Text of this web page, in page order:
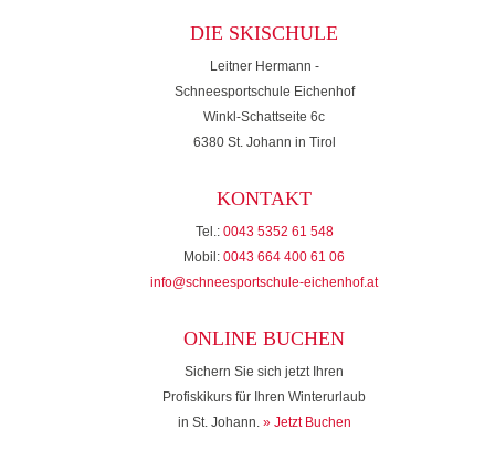
DIE SKISCHULE
Leitner Hermann -
Schneesportschule Eichenhof
Winkl-Schattseite 6c
6380 St. Johann in Tirol
KONTAKT
Tel.: 0043 5352 61 548
Mobil: 0043 664 400 61 06
info@schneesportschule-eichenhof.at
ONLINE BUCHEN
Sichern Sie sich jetzt Ihren
Profiskikurs für Ihren Winterurlaub
in St. Johann. » Jetzt Buchen